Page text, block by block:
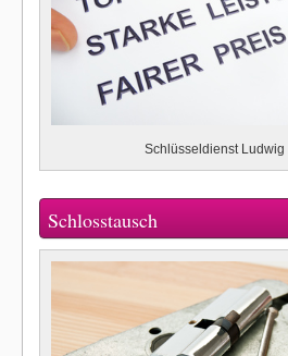
Schlüsseldienst Ludwig
Schlosstausch